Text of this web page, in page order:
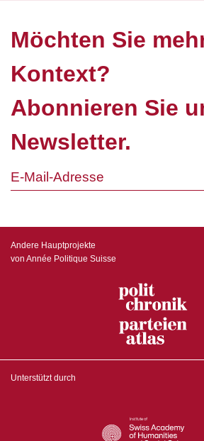
Möchten Sie
Kontext?
Abonnieren Sie
Newsletter.
Andere Hauptprojekte
von Année Politique Suisse
Unterstützt durch